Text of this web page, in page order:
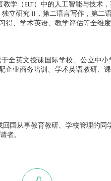
教学（ ELT）中的人工智能与技术
独立研究 II ，第二语言写作，第二
得、学术英语、教学评估等全维
全英文授课国际学校、公立中
企业商务培训、学术英语教研、
国从事教育教研、学校管理的同
者。